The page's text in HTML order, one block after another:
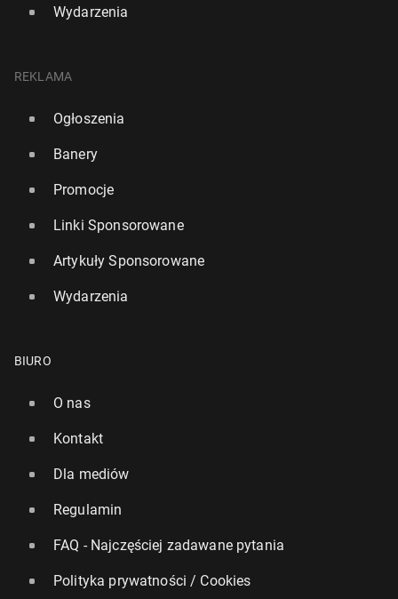
Wydarzenia
REKLAMA
Ogłoszenia
Banery
Promocje
Linki Sponsorowane
Artykuły Sponsorowane
Wydarzenia
BIURO
O nas
Kontakt
Dla mediów
Regulamin
FAQ - Najczęściej zadawane pytania
Polityka prywatności / Cookies